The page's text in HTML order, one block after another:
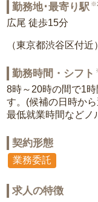
勤務地･最寄り駅
広尾 徒歩15分
（東京都渋谷区付近）
勤務時間・シフト
8時～20時の間で1
す。(候補の日時か
最低就業時間などノ
契約形態
業務委託
求人の特徴